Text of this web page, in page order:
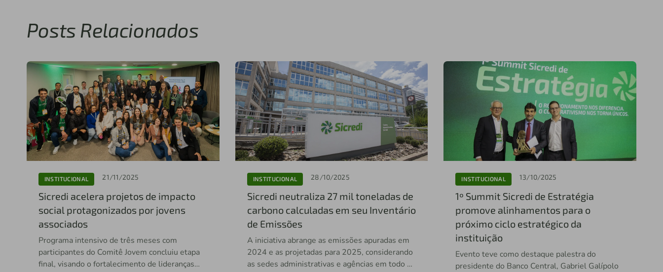
Posts Relacionados
INSTITUCIONAL 21/11/2025
Sicredi acelera projetos de impacto
social protagonizados por jovens
associados
Programa intensivo de três meses com
participantes do Comitê Jovem concluiu etapa
final, visando o fortalecimento de lideranças
INSTITUCIONAL 28/10/2025
Sicredi neutraliza 27 mil toneladas de
carbono calculadas em seu Inventário
de Emissões
A iniciativa abrange as emissões apuradas em
2024 e as projetadas para 2025, considerando
as sedes administrativas e agências em todo o
INSTITUCIONAL 13/10/2025
1º Summit Sicredi de Estratégia
promove alinhamentos para o
próximo ciclo estratégico da
instituição
Evento teve como destaque palestra do
presidente do Banco Central, Gabriel Galípolo